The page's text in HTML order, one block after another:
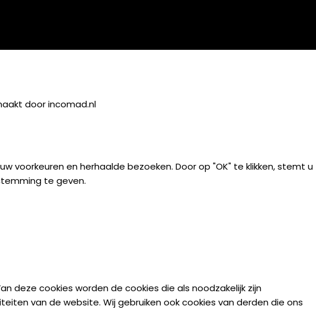
doorincomad.nl
en herhaalde bezoeken. Door op "OK" te klikken, stemt u
te geven.
deze cookies worden de cookies die als noodzakelijk zijn
van de website. Wij gebruiken ook cookies van derden die ons